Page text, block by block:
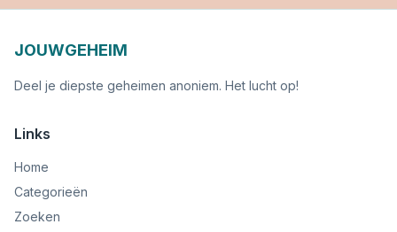
JOUWGEHEIM
Deel je diepste geheimen anoniem. Het lucht op!
Links
Home
Categorieën
Zoeken